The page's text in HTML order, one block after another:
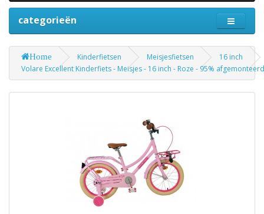
categorieën
Home Kinderfietsen Meisjesfietsen
16 inch
Volare Excellent Kinderfiets - Meisjes - 16 inch - Roze - 95% afgemonteerd